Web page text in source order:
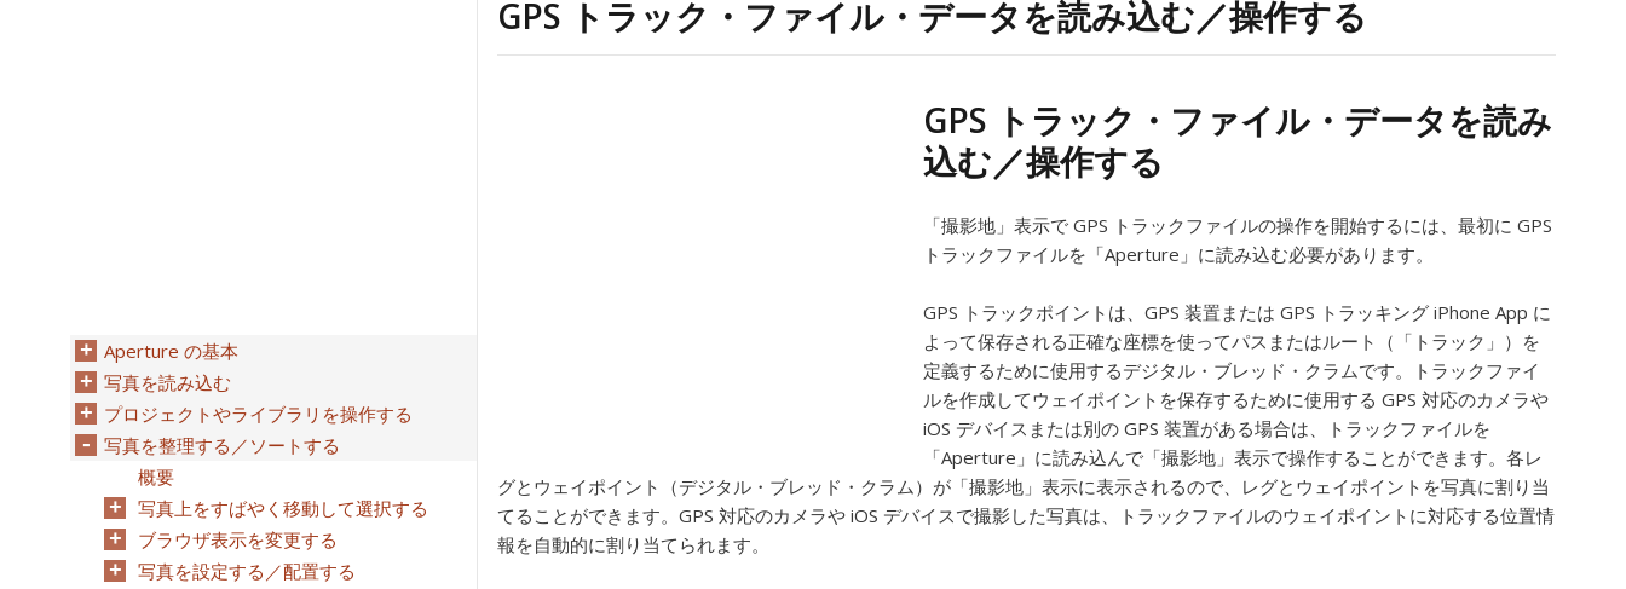
GPS トラック・ファイル・データを読み込む／操作する
GPS トラック・ファイル・データを読み
込む／操作する
「撮影地」表示で GPS トラックファイルの操作を開始するには、最初に GPS
トラックファイルを「Aperture」に読み込む必要があります。
GPS トラックポイントは、GPS 装置または GPS トラッキング iPhone App に
よって保存される正確な座標を使ってパスまたはルート（「トラック」）を
定義するために使用するデジタル・ブレッド・クラムです。トラックファイ
ルを作成してウェイポイントを保存するために使用する GPS 対応のカメラや
iOS デバイスまたは別の GPS 装置がある場合は、トラックファイルを
「Aperture」に読み込んで「撮影地」表示で操作することができます。各レ
グとウェイポイント（デジタル・ブレッド・クラム）が「撮影地」表示に表示されるので、レグとウェイポイントを写真に割り当
てることができます。GPS 対応のカメラや iOS デバイスで撮影した写真は、トラックファイルのウェイポイントに対応する位置情
報を自動的に割り当てられます。
Aperture の基本
写真を読み込む
プロジェクトやライブラリを操作する
写真を整理する／ソートする
概要
写真上をすばやく移動して選択する
ブラウザ表示を変更する
写真を設定する／配置する